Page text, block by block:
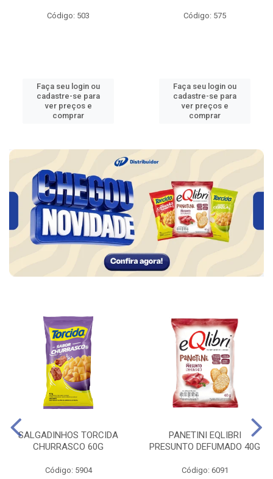
Código: 503
Faça seu login ou
cadastre-se para
ver preços e
comprar
Código: 575
Faça seu login ou
cadastre-se para
ver preços e
comprar
SALGADINHOS TORCIDA
CHURRASCO 60G
Código: 5904
PANETINI EQLIBRI
PRESUNTO DEFUMADO 40G
Código: 6091